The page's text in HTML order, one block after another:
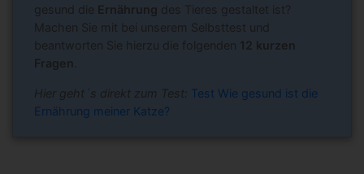
gesund die Ernährung des Tieres gestaltet ist?
Machen Sie mit bei unserem Selbsttest und
beantworten Sie hierzu die folgenden 12 kurzen
Fragen
Hier geht´s direkt zum Test: Test Wie gesund ist die
Ernährung meiner Katze?